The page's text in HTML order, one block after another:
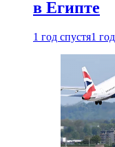
в Египте
1 год спустя1